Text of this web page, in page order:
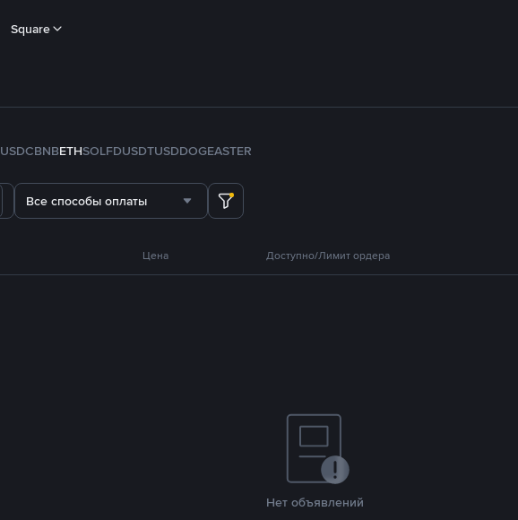
Square
USDCBNBETHSOLFDUSDTUSDDOGEASTER
Все способы оплаты
Цена Доступно/Лимит ордера
Нет объявлений